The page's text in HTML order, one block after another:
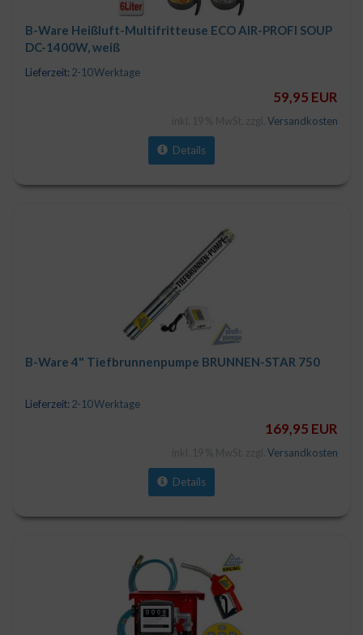
B-Ware Heißluft-Multifritteuse ECO AIR-PROFI SOUP
DC-1400W, weiß
Lieferzeit: 2-10 Werktage
59,95 EUR
Versandkosten
Details
B-Ware 4" Tiefbrunnenpumpe BRUNNEN-STAR 750
Lieferzeit: 2-10 Werktage
169,95 EUR
Versandkosten
Details